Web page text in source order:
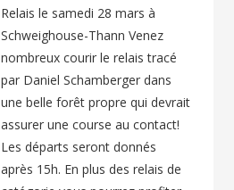
Relais le samedi 28 mars à
Schweighouse-Thann Venez
nombreux courir le relais tracé
par Daniel Schamberger dans
une belle forêt propre qui devrait
assurer une course au contact!
Les départs seront donnés
après 15h. En plus des relais de